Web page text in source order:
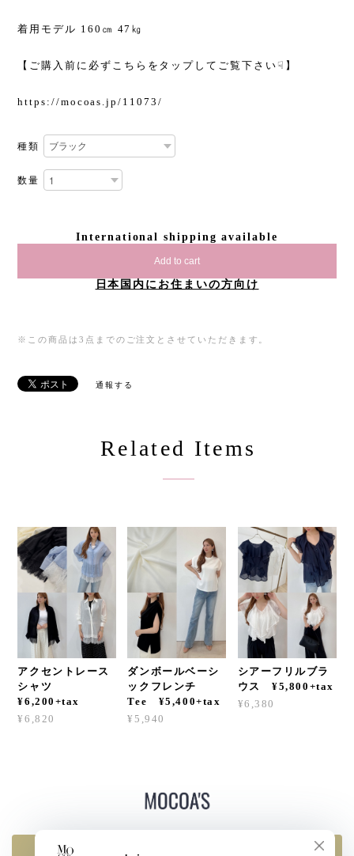
着用モデル 160㎝ 47㎏
【ご購入前に必ずこちらをタップしてご覧下さい☟】
https://mocoas.jp/11073/
種類
数量
International shipping available
Add to cart
日本国内にお住まいの方向け
※この商品は3点までのご注文とさせていただきます。
通報する
Related Items
アクセントレース
シャツ
¥6,200+tax
¥6,820
ダンボールベーシ
ックフレンチ
Tee ¥5,400+tax
¥5,940
シアーフリルブラ
ウス ¥5,800+tax
¥6,380